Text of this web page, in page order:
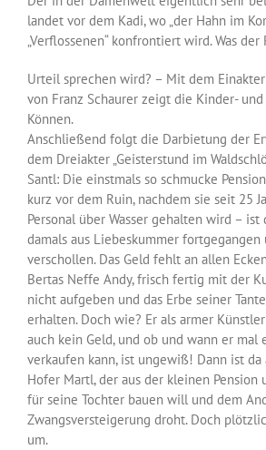
landet vor dem Kadi, wo „der Hahn im
„Verflossenen“ konfrontiert wird. Was
Urteil sprechen wird? – Mit dem Einakter
von Franz Schaurer zeigt die Kinder-
Können.
Anschließend folgt die Darbietung der
dem Dreiakter „Geisterstund im
Santl: Die einstmals so schmucke
kurz vor dem Ruin, nachdem sie seit 25
Personal über Wasser gehalten wird –
damals aus Liebeskummer
verschollen. Das Geld fehlt an allen
Bertas Neffe Andy, frisch fertig mit der
nicht aufgeben und das Erbe seiner
erhalten. Doch wie? Er als armer
auch kein Geld, und ob und wann er mal
verkaufen kann, ist ungewiß! Dann ist da
Hofer Martl, der aus der kleinen
für seine Tochter bauen will und dem
Zwangsversteigerung droht. Doch
um.